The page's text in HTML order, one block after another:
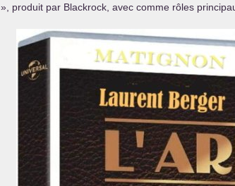
», produit par Blackrock, avec comme rôles